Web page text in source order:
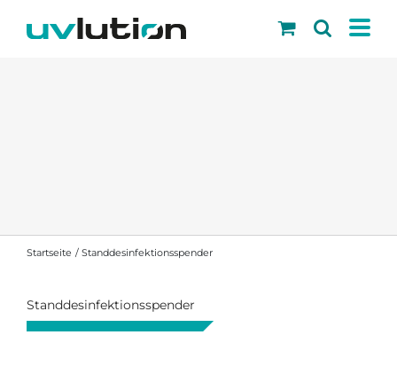
Startseite Standdesinfektionsspender
Standdesinfektionsspender